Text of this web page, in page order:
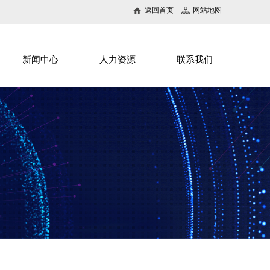
返回首页 网站地图
新闻中心 人力资源 联系我们